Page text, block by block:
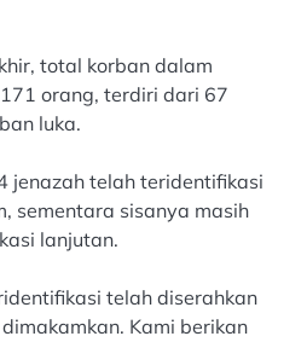
total korban dalam
orang, terdiri dari 67
luka.
jenazah telah teridentifikasi
sementara sisanya masih
lanjutan.
telah diserahkan
Kami berikan